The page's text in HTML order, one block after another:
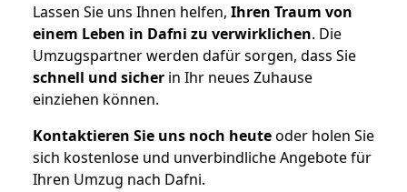
Lassen Sie uns Ihnen helfen, Ihren Traum von
einem Leben in Dafni zu verwirklichen. Die
Umzugspartner werden dafür sorgen, dass Sie
schnell und sicher in Ihr neues Zuhause
einziehen können.
Kontaktieren Sie uns noch heuteoder holen Sie
sich kostenlose und unverbindliche Angebote für
Ihren Umzug nach Dafni.